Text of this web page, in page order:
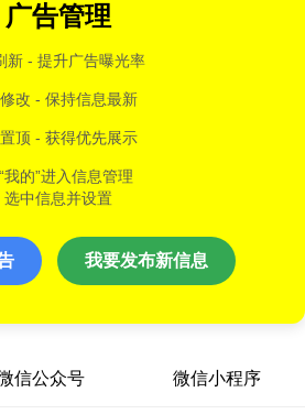
广告管理
新 - 提升广告曝光率
改 - 保持信息最新
顶 - 获得优先展示
我的”进入信息管理
选中信息并设置
我要发布新信息
信公众号 微信小程序